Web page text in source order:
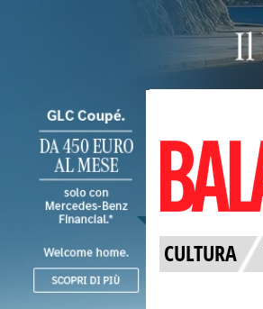
CULTURA